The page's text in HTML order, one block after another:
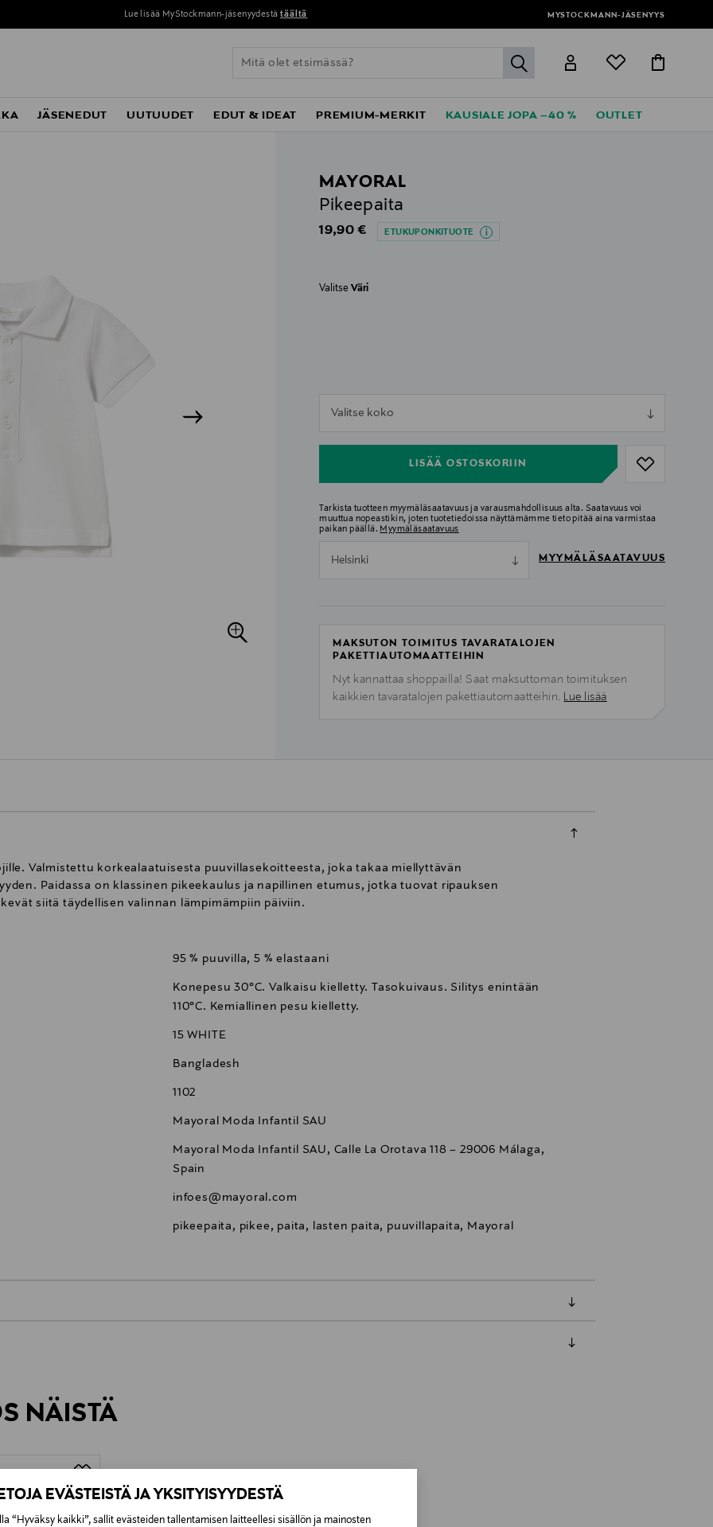
EVÄSTEISTÄ JA YKSITYISYYDESTÄ
“Hyväksy kaikki”, sallit evästeiden tallentamisen laitteellesi sisällön ja mainosten
Lue lisää MyStockmann-jäsenyydestä täältä MYSTOCKMANN-JÄSENYYS
label.header.go
JÄSENEDUT UUTUUDET EDUT & IDEAT PREMIUM-MERKIT KAUSIALE JOPA –40 % OUTLET
MAYORAL
Pikeepaita
Original Price
19,90 € ETUKUPONKITUOTE
ValitseVäri
Valitse koko
LISÄÄ OSTOSKORIIN
Tarkista tuotteen myymäläsaatavuus ja varausmahdollisuus alta. Saatavuus voi
muuttua nopeastikin, joten tuotetiedoissa näyttämämme tieto pitää aina varmistaa
paikan päällä. Myymäläsaatavuus
Helsinki MYYMÄLÄSAATAVUUS
MAKSUTON TOIMITUS TAVARATALOJEN
PAKETTIAUTOMAATTEIHIN
Nyt kannattaa shoppailla! Saat maksuttoman toimituksen
kaikkien tavaratalojen pakettiautomaatteihin. Lue lisää
Valmistettu korkealaatuisesta puuvillasekoitteesta, joka takaa miellyttävän
Paidassa on klassinen pikeekaulus ja napillinen etumus, jotka tuovat ripauksen
siitä täydellisen valinnan lämpimämpiin päiviin.
95 % puuvilla, 5 % elastaani
Konepesu 30°C. Valkaisu kielletty. Tasokuivaus. Silitys enintään
110°C. Kemiallinen pesu kielletty.
15 WHITE
Bangladesh
1102
Mayoral Moda Infantil SAU
Mayoral Moda Infantil SAU, Calle La Orotava 118 – 29006 Málaga,
Spain
infoes@mayoral.com
pikeepaita, pikee, paita, lasten paita, puuvillapaita, Mayoral
NÄISTÄ